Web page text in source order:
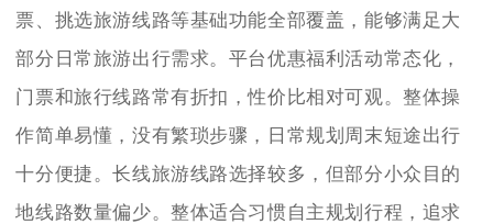
票、挑选旅游线路等基础功能全部覆盖，能够满足大
部分日常旅游出行需求。平台优惠福利活动常态化，
门票和旅行线路常有折扣，性价比相对可观。整体操
作简单易懂，没有繁琐步骤，日常规划周末短途出行
十分便捷。长线旅游线路选择较多，但部分小众目的
地线路数量偏少。整体适合习惯自主规划行程，追求